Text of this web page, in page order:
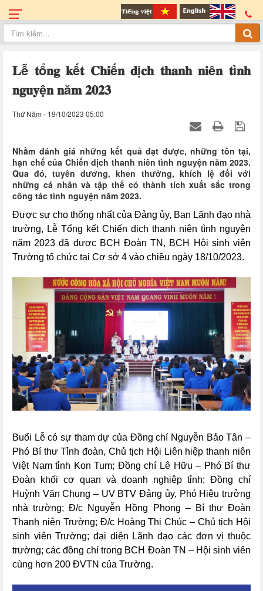
𝐋ễ 𝐭ổ𝐧𝐠 𝐤ế𝐭 𝐂𝐡𝐢ế𝐧 𝐝ị𝐜𝐡 𝐭𝐡𝐚𝐧𝐡 𝐧𝐢ê𝐧 𝐭ì𝐧𝐡
𝐧𝐠𝐮𝐲ệ𝐧 𝐧ă𝐦 𝟐𝟎𝟐𝟑
Thứ Năm - 19/10/2023 05:00
Nhằm đánh giá những kết quả đạt được, những tồn tại,
hạn chế của Chiến dịch thanh niên tình nguyện năm 2023.
Qua đó, tuyên dương, khen thưởng, khích lệ đối với
những cá nhân và tập thể có thành tích xuất sắc trong
công tác tình nguyện năm 2023.
Được sự cho thống nhất của Đảng ủy, Ban Lãnh đạo nhà
trường, Lễ Tổng kết Chiến dịch thanh niên tình nguyện
năm 2023 đã được BCH Đoàn TN, BCH Hội sinh viên
Trường tổ chức tại Cơ sở 4 vào chiều ngày 18/10/2023.
Buổi Lễ có sự tham dự của Đồng chí Nguyễn Bảo Tân –
Phó Bí thư Tỉnh đoàn, Chủ tịch Hội Liên hiệp thanh niên
Việt Nam tỉnh Kon Tum; Đồng chí Lê Hữu – Phó Bí thư
Đoàn khối cơ quan và doanh nghiệp tỉnh; Đồng chí
Huỳnh Văn Chung – UV BTV Đảng ủy, Phó Hiệu trưởng
nhà trường; Đ/c Nguyễn Hồng Phong – Bí thư Đoàn
Thanh niên Trường; Đ/c Hoàng Thị Chúc – Chủ tịch Hội
sinh viên Trường; đại diện Lãnh đạo các đơn vị thuộc
trường; các đồng chí trong BCH Đoàn TN – Hội sinh viên
cùng hơn 200 ĐVTN của Trường.